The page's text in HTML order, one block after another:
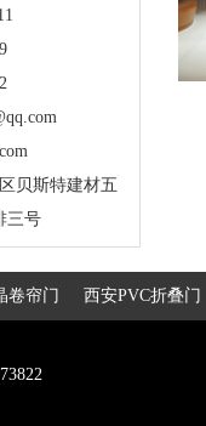
贝斯特建材五
三号
卷帘门 西安PVC折叠门